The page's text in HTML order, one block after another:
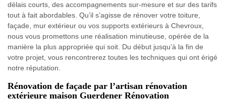
délais courts, des accompagnements sur-mesure et sur des tarifs
tout à fait abordables. Qu’il s’agisse de rénover votre toiture,
façade, mur extérieur ou vos supports extérieurs à Chevroux,
nous vous promettons une réalisation minutieuse, opérée de la
manière la plus appropriée qui soit. Du début jusqu’à la fin de
votre projet, vous rencontrerez toutes les techniques qui ont érigé
notre réputation.
Rénovation de façade par l’artisan rénovation
extérieure maison Guerdener Rénovation